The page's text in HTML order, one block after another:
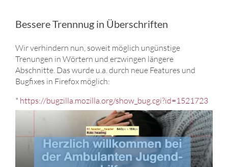
Bessere Trennnug in Überschriften
Wir verhindern nun, soweit möglich ungünstige
Trenungen in Wörtern und erzwingen längere
Abschnitte. Das wurde u.a. durch neue Features und
Bugfixes in Firefox möglich:
* https://bugzilla.mozilla.org/show_bug.cgi?id=1521723